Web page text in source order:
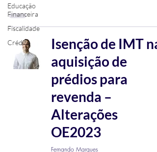
Educação
Financeira
Fiscalidade
Crédito
Isenção de IMT na
aquisição de
prédios para
revenda –
Alterações
OE2023
Fernando Marques